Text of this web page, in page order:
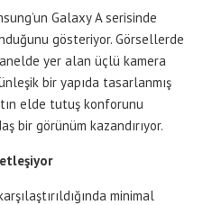
Galaxy A serisinde
gösteriyor. Görsellerde
yer alan üçlü kamera
bir yapıda tasarlanmış
elde tutuş konforunu
bir görünüm kazandırıyor.
minimal